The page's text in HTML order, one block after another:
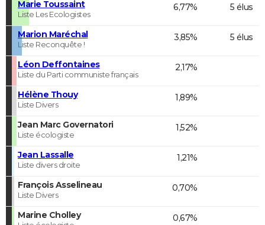
Marie Toussaint
Liste Les Ecologistes
6,77% 5 élus
Marion Maréchal
Liste Reconquête !
3,85% 5 élus
Léon Deffontaines
Liste du Parti communiste français
2,17%
Hélène Thouy
Liste Divers
1,89%
Jean Marc Governatori
Liste écologiste
1,52%
Jean Lassalle
Liste divers droite
1,21%
François Asselineau
Liste Divers
0,70%
Marine Cholley 0,67%